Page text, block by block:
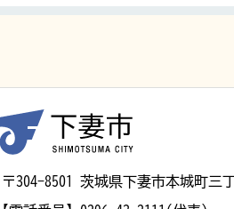
〒304-8501 茨城県下妻市本城町三